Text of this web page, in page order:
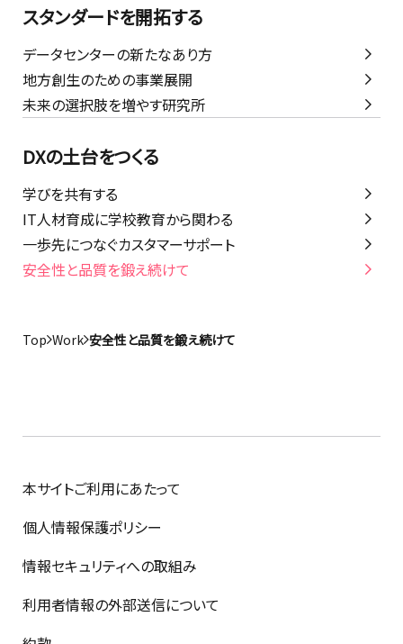
スタンダードを開拓する
データセンターの新たなあり方
地方創生のための事業展開
未来の選択肢を増やす研究所
DXの土台をつくる
学びを共有する
IT人材育成に学校教育から関わる
一歩先につなぐカスタマーサポート
安全性と品質を鍛え続けて
Top Work 安全性と品質を鍛え続けて
本サイトご利用にあたって
個人情報保護ポリシー
情報セキュリティへの取組み
利用者情報の外部送信について